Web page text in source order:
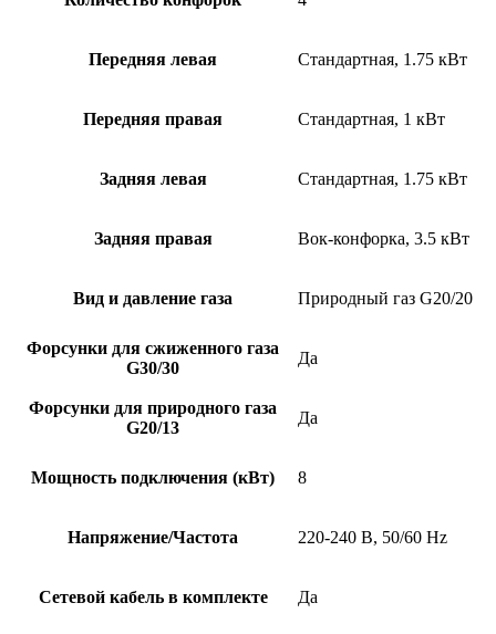
Передняя левая Стандартная, 1.75 кВт
Передняя правая Стандартная, 1 кВт
Задняя левая Стандартная, 1.75 кВт
Задняя правая Вок-конфорка, 3.5 кВт
Вид и давление газа Природный газ G20/20
Форсунки для сжиженного газа
G30/30
Да
Форсунки для природного газа
G20/13
Да
Мощность подключения (кВт) 8
Напряжение/Частота 220-240 В, 50/60 Hz
Сетевой кабель в комплекте Да